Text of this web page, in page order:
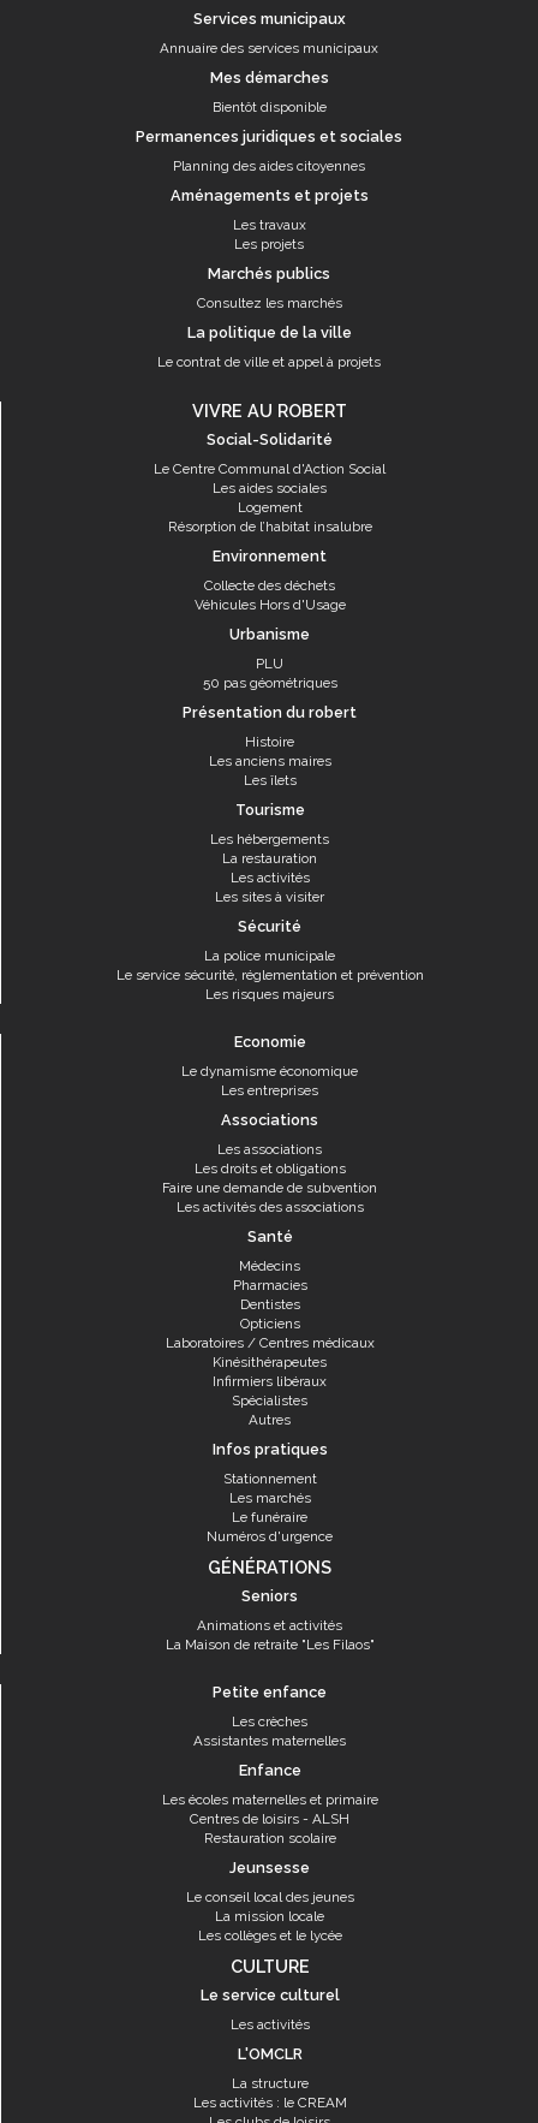
Services municipaux
Annuaire des services municipaux
Mes démarches
Bientôt disponible
Permanences juridiques et sociales
Planning des aides citoyennes
Aménagements et projets
Les travaux
Les projets
Marchés publics
Consultez les marchés
La politique de la ville
Le contrat de ville et appel à projets
VIVRE AU ROBERT
Social-Solidarité
Le Centre Communal d'Action Social
Les aides sociales
Logement
Résorption de l’habitat insalubre
Environnement
Collecte des déchets
Véhicules Hors d'Usage
Urbanisme
PLU
50 pas géométriques
Présentation du robert
Histoire
Les anciens maires
Les îlets
Tourisme
Les hébergements
La restauration
Les activités
Les sites à visiter
Sécurité
La police municipale
Le service sécurité, réglementation et prévention
Les risques majeurs
Economie
Le dynamisme économique
Les entreprises
Associations
Les associations
Les droits et obligations
Faire une demande de subvention
Les activités des associations
Santé
Médecins
Pharmacies
Dentistes
Opticiens
Laboratoires / Centres médicaux
Kinésithérapeutes
Infirmiers libéraux
Spécialistes
Autres
Infos pratiques
Stationnement
Les marchés
Le funéraire
Numéros d'urgence
GÉNÉRATIONS
Seniors
Animations et activités
La Maison de retraite "Les Filaos"
Petite enfance
Les crèches
Assistantes maternelles
Enfance
Les écoles maternelles et primaire
Centres de loisirs - ALSH
Restauration scolaire
Jeunsesse
Le conseil local des jeunes
La mission locale
Les collèges et le lycée
CULTURE
Le service culturel
Les activités
L'OMCLR
La structure
Les activités : le CREAM